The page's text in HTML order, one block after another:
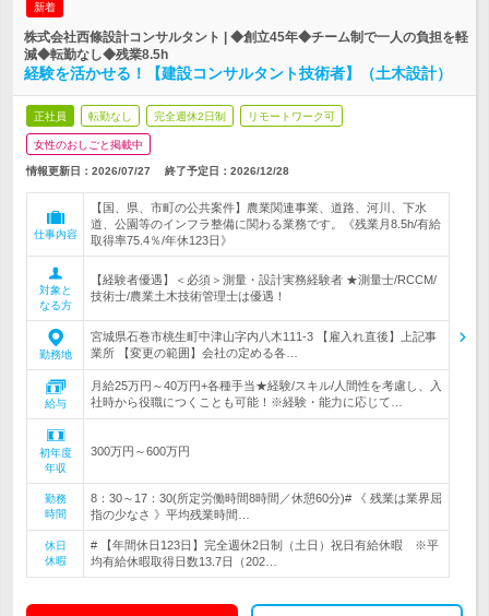
新着
株式会社西條設計コンサルタント | ◆創立45年◆チーム制で一人の負担を軽
減◆転勤なし◆残業8.5h
経験を活かせる！【建設コンサルタント技術者】（土木設計）
正社員 転勤なし 完全週休2日制 リモートワーク可
女性のおしごと掲載中
情報更新日：2026/07/27 終了予定日： 2026/12/28
仕事内容
【国、県、市町の公共案件】農業関連事業、道路、河川、下水
道、公園等のインフラ整備に関わる業務です。《残業月8.5h/有給
取得率75.4％/年休123日》
対象と
なる方
【経験者優遇】＜必須＞測量・設計実務経験者 ★測量士/RCCM/
技術士/農業土木技術管理士は優遇！
勤務地
宮城県石巻市桃生町中津山字内八木111-3 【雇入れ直後】上記事
業所 【変更の範囲】会社の定める各…
給与
月給25万円～40万円+各種手当★経験/スキル/人間性を考慮し、入
社時から役職につくことも可能！※経験・能力に応じて…
初年度
年収
300万円～600万円
勤務
時間
8：30～17：30(所定労働時間8時間／休憩60分)# 《 残業は業界屈
指の少なさ 》平均残業時間…
休日
休暇
# 【年間休日123日】完全週休2日制（土日）祝日有給休暇 ※平
均有給休暇取得日数13.7日（202…